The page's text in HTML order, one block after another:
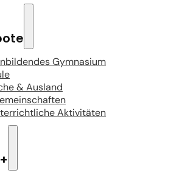
Gymnasium
& Ausland
Aktivitäten